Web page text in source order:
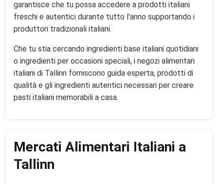
garantisce che tu possa accedere a prodotti italiani
freschi e autentici durante tutto l'anno supportando i
produttori tradizionali italiani.
Che tu stia cercando ingredienti base italiani quotidiani
o ingredienti per occasioni speciali, i negozi alimentari
italiani di Tallinn forniscono guida esperta, prodotti di
qualità e gli ingredienti autentici necessari per creare
pasti italiani memorabili a casa.
Mercati Alimentari Italiani a
Tallinn